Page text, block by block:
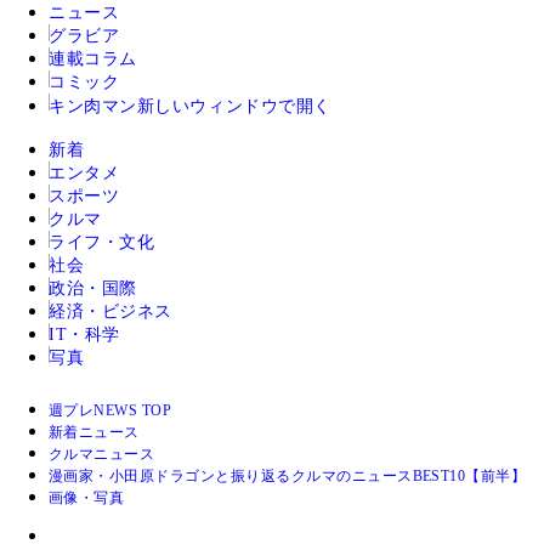
ニュース
グラビア
連載コラム
コミック
キン肉マン 新しいウィンドウで開く
新着
エンタメ
スポーツ
クルマ
ライフ・文化
社会
政治・国際
経済・ビジネス
IT・科学
写真
週プレNEWS TOP
新着ニュース
クルマニュース
漫画家・小田原ドラゴンと振り返るクルマのニュースBEST10【前半】
画像・写真